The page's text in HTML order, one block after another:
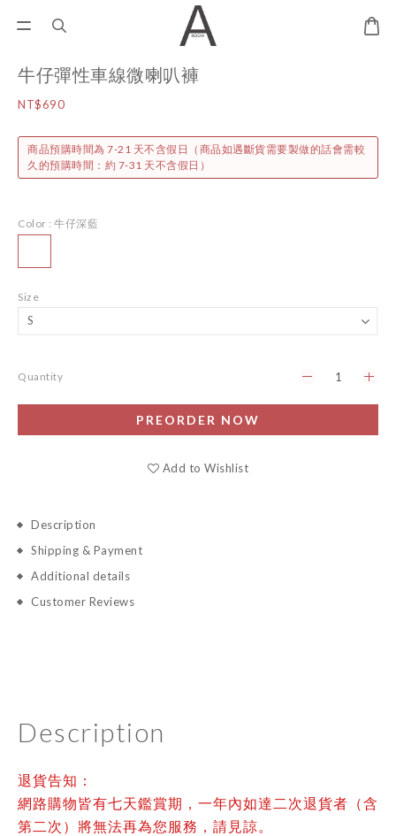
牛仔彈性車線微喇叭褲
NT$690
商品預購時間為 7-21 天不含假日（商品如遇斷貨需要製做的話會需較
久的預購時間：約 7-31 天不含假日）
Color : 牛仔深藍
Size
Quantity
PREORDER NOW
Add to Wishlist
Description
Shipping & Payment
Additional details
Customer Reviews
Description
退貨告知：
網路購物皆有七天鑑賞期，一年內如達二次退貨者（含
第二次）將無法再為您服務，請見諒。